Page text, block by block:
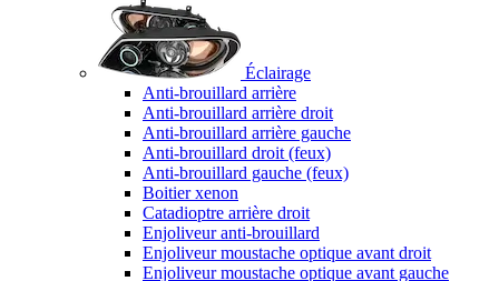
Éclairage
Anti-brouillard arrière
Anti-brouillard arrière droit
Anti-brouillard arrière gauche
Anti-brouillard droit (feux)
Anti-brouillard gauche (feux)
Boitier xenon
Catadioptre arrière droit
Enjoliveur anti-brouillard
Enjoliveur moustache optique avant droit
Enjoliveur moustache optique avant gauche